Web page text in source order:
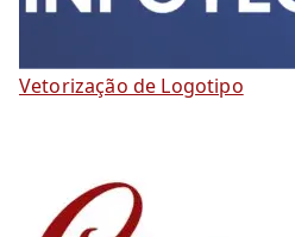
Vetorização de Logotipo